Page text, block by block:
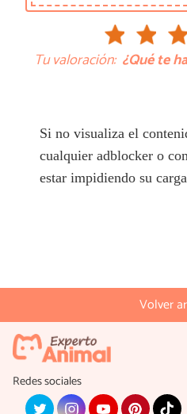
Tu valoración: ¿Qué te
Si no visualiza el
cualquier adblocker o
estar impidiendo su
Volver
Redes sociales